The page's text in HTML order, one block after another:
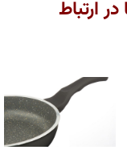
ارتباط